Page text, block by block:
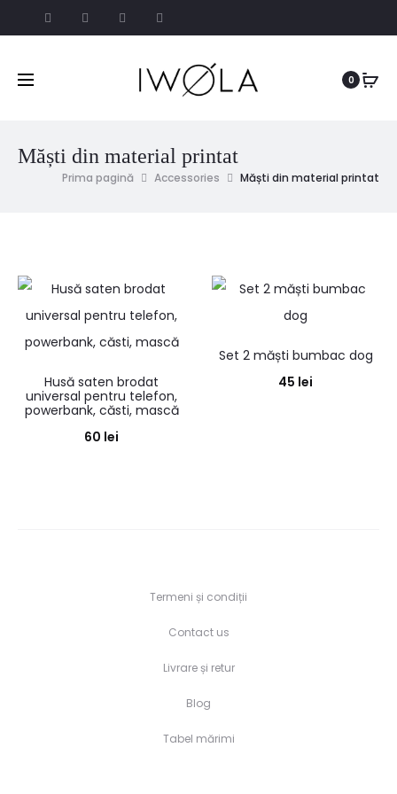
0
Măști din material printat
Prima pagină Accessories Măști din material printat
Husă saten brodat
universal pentru telefon,
powerbank, căsti, mască
60 lei
Set 2 măști bumbac dog
45 lei
Termeni și condiții
Contact us
Livrare și retur
Blog
Tabel mărimi